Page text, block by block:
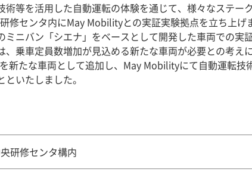
等を活用した自動運転の体験を通じて、様々なステー
修センタ内にMay Mobilityとの実証実験拠点を立ち上げ
ニバン「シエナ」をベースとして開発した車両での実
乗車定員数増加が見込める新たな車両が必要との考え
たな車両として追加し、May Mobilityにて自動運転技
いたしました。
研修センタ構内